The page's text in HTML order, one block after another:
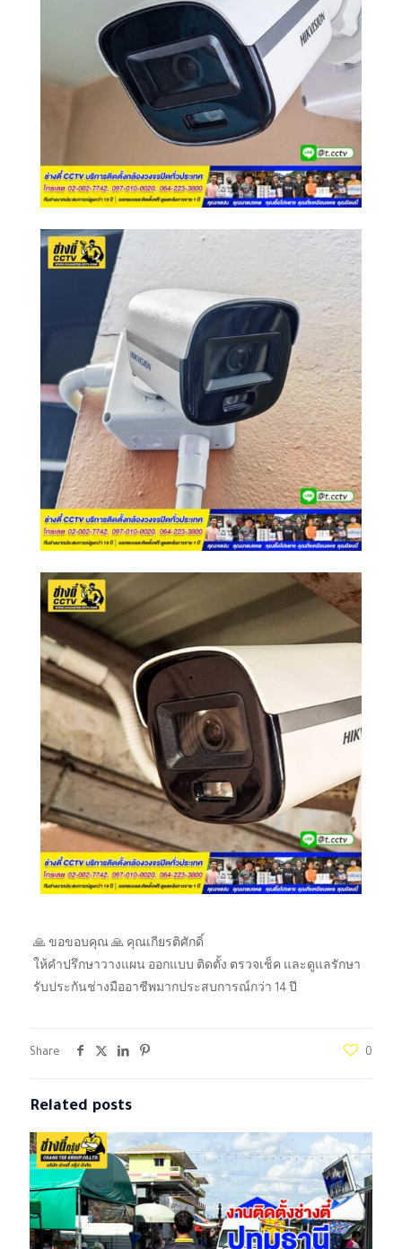
🙏 ขอขอบคุณ 🙏 คุณเกียรติศักดิ์
ให้คำปรึกษาวางแผน ออกแบบ ติดตั้ง ตรวจเช็ค และดูแลรักษา
รับประกันช่างมืออาชีพมากประสบการณ์กว่า 14 ปี
Share 0
Related posts